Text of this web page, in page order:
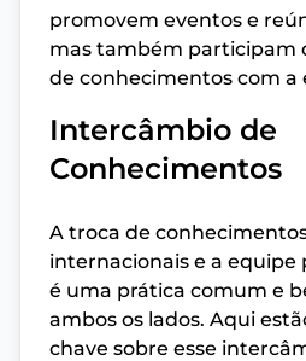
promovem eventos e
mas também participam
de conhecimentos com a
Intercâmbio de
Conhecimentos
A troca de
internacionais e a equipe
é uma prática comum e
ambos os lados. Aqui
chave sobre esse